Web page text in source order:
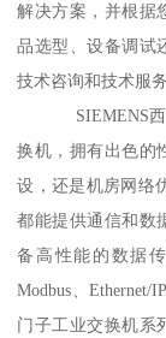
解决方案，并根据
品选型、设备调试
技术咨询和技术服务
SIEMENS西门
换机，拥有出色的
设，还是机房网络
都能提供通信和数
备高性能的数据
Modbus、
门子工业交换机系